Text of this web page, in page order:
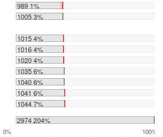
989 1%
1005 3%
1015 4%
1016 4%
1020 4%
1035 6%
1040 6%
1041 6%
1044 7%
2974 204%
0% 100%